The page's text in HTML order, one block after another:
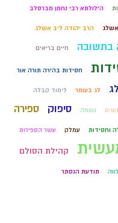
הילולתא רבי נחמן מברסלב
הרב יהודה ליב אשלג
בתשובה חיים בריאים
חסידות בהירה תורה אור
לג בעומר לימוד קבלה
נשים נשמה סיפוק ספירה
וחסידות עמלק עשר הספירות
קהילת הסולם
תודעת הנסתר